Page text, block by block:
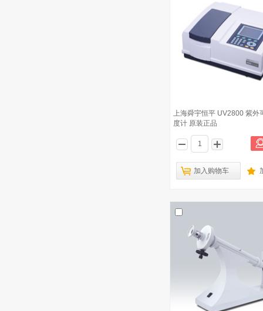
上海舜宇恒平 UV2800 紫外
度计 原装正品
加入购物车